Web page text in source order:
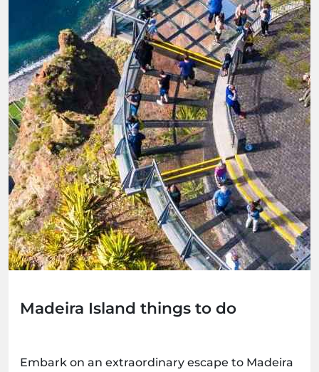
Madeira Island things to do
Embark on an extraordinary escape to Madeira